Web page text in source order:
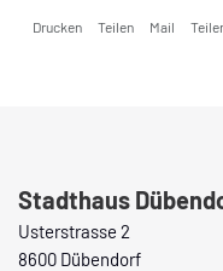
Drucken Teilen Mail
Stadthaus
Usterstrasse 2
8600 Dübendorf